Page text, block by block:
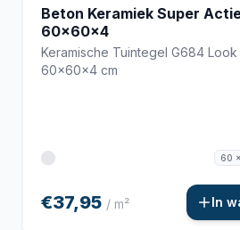
Beton Keramiek Super
60x60x4
Keramische Tuintegel G684 Look
60x60x4 cm
60
€37,95 / m² In